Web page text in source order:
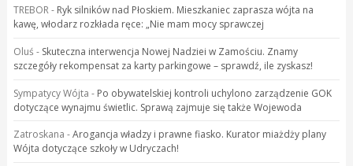
TREBOR- Ryk silników nad Płoskiem. Mieszkaniec zaprasza wójta na
kawę, włodarz rozkłada ręce: „Nie mam mocy sprawczej
Oluś - Skuteczna interwencja Nowej Nadziei w Zamościu. Znamy
szczegóły rekompensat za karty parkingowe – sprawdź, ile zyskasz!
Sympatycy Wójta - Po obywatelskiej kontroli uchylono zarządzenie GOK
dotyczące wynajmu świetlic. Sprawą zajmuje się także Wojewoda
Zatroskana -Arogancja władzy i prawne fiasko. Kurator miażdży plany
Wójta dotyczące szkoły w Udryczach!